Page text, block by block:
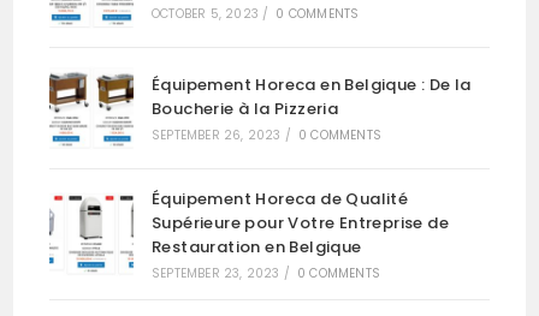
OCTOBER 5, 2023 / 0 COMMENTS
Équipement Horeca en Belgique : De la
Boucherie à la Pizzeria
SEPTEMBER 26, 2023 / 0 COMMENTS
Équipement Horeca de Qualité
Supérieure pour Votre Entreprise de
Restauration en Belgique
SEPTEMBER 23, 2023 / 0 COMMENTS